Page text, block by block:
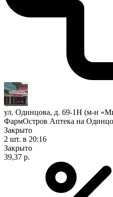
ул. Одинцова, д. 69-1Н (м-н
ФармОстров Аптека на
Закрыто
2 шт. в 20:16
Закрыто
39,37 р.